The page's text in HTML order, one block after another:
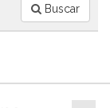
Buscar